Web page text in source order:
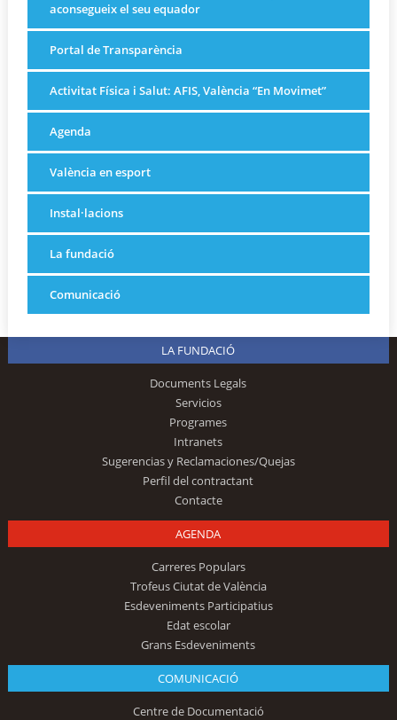
aconsegueix el seu equador
Portal de Transparència
Activitat Física i Salut: AFIS, València “En Movimet”
Agenda
València en esport
Instal·lacions
La fundació
Comunicació
LA FUNDACIÓ
Documents Legals
Servicios
Programes
Intranets
Sugerencias y Reclamaciones/Quejas
Perfil del contractant
Contacte
AGENDA
Carreres Populars
Trofeus Ciutat de València
Esdeveniments Participatius
Edat escolar
Grans Esdeveniments
COMUNICACIÓ
Centre de Documentació